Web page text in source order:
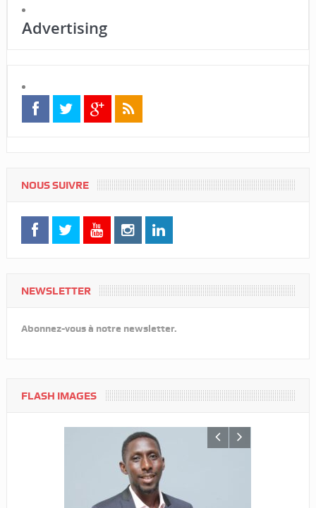
Advertising
NOUS SUIVRE
NEWSLETTER
Abonnez-vous à notre newsletter.
FLASH IMAGES